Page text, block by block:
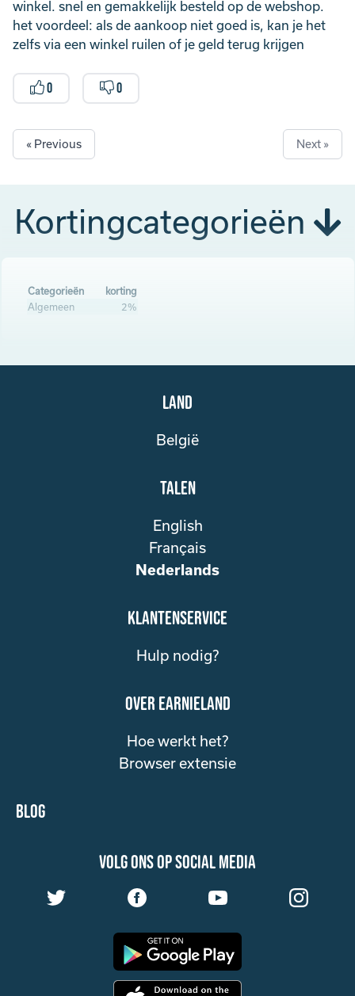
winkel. snel en gemakkelijk besteld op de webshop.
het voordeel: als de aankoop niet goed is, kan je het
zelfs via een winkel ruilen of je geld terug krijgen
0 0
« Previous Next »
Kortingcategorieën
Categorieën
korting
Algemeen
2%
Land
België
Talen
English
Français
Nederlands
klantenservice
Hulp nodig?
over Earnieland
Hoe werkt het?
Browser extensie
Blog
volg ons op social media